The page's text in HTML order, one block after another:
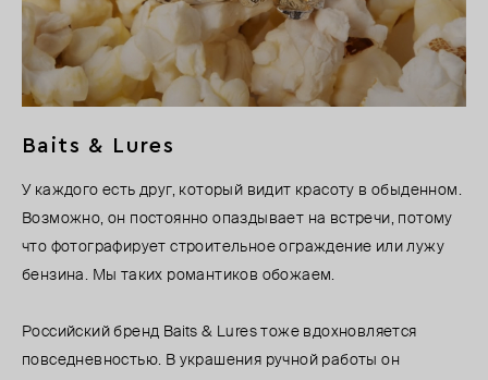
Baits & Lures
У каждого есть друг, который видит красоту в обыденном.
Возможно, он постоянно опаздывает на встречи, потому
что фотографирует строительное ограждение или лужу
бензина. Мы таких романтиков обожаем.
Российский бренд Baits & Lures тоже вдохновляется
повседневностью. В украшения ручной работы он